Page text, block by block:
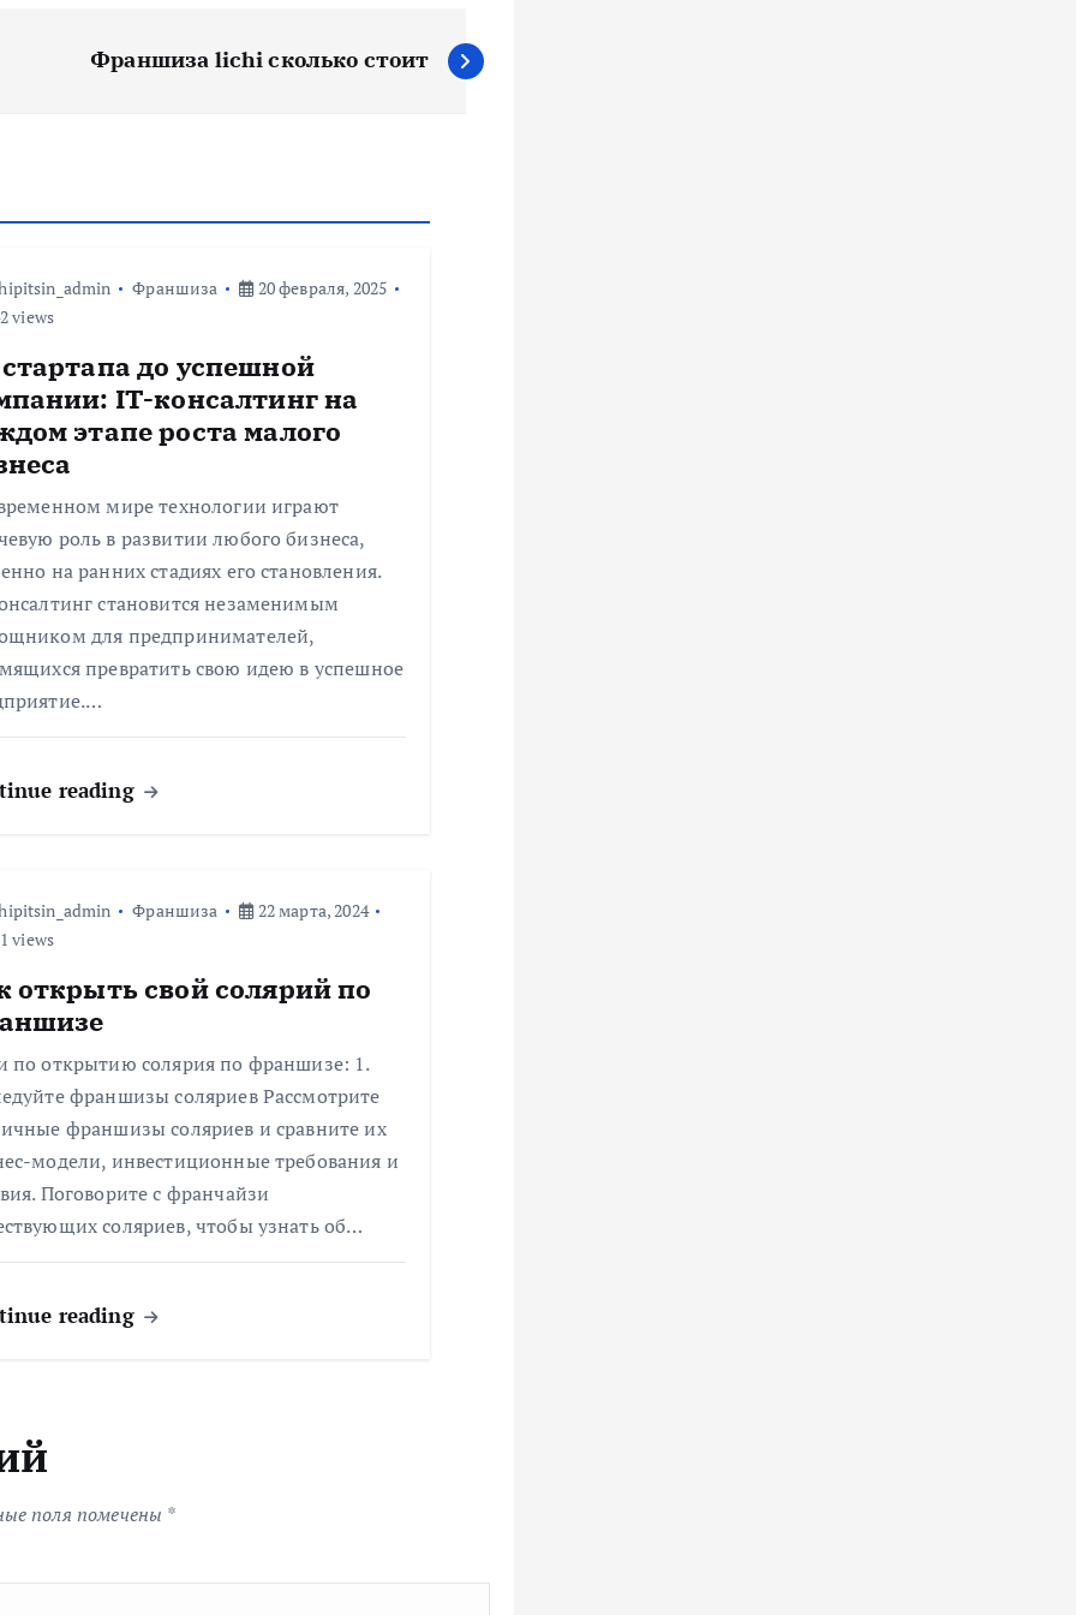
Франшиза lichi сколько стоит
Франшиза
20 февраля, 2025
views
до успешной
IT-консалтинг на
этапе роста малого
мире технологии играют
роль в развитии любого бизнеса,
на ранних стадиях его становления.
становится незаменимым
для предпринимателей,
превратить свою идею в успешное
reading
Франшиза
22 марта, 2024
views
открыть свой солярий по
по открытию солярия по франшизе: 1.
франшизы соляриев Рассмотрите
франшизы соляриев и сравните их
модели, инвестиционные требования и
Поговорите с франчайзи
соляриев, чтобы узнать об…
reading
поля помечены *